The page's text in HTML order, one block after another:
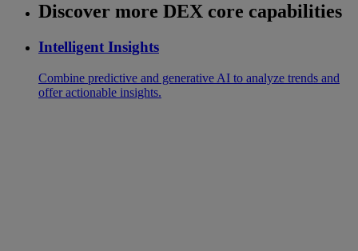
Discover more DEX core capabilities
Intelligent Insights
Combine predictive and generative AI to analyze trends and
offer actionable insights.